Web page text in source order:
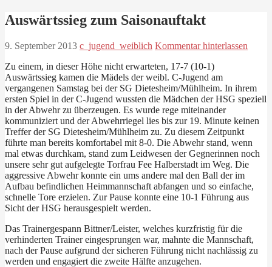
Auswärtssieg zum Saisonauftakt
9. September 2013 c_jugend_weiblich Kommentar hinterlassen
Zu einem, in dieser Höhe nicht erwarteten, 17-7 (10-1)
Auswärtssieg kamen die Mädels der weibl. C-Jugend am
vergangenen Samstag bei der SG Dietesheim/Mühlheim. In ihrem
ersten Spiel in der C-Jugend wussten die Mädchen der HSG speziell
in der Abwehr zu überzeugen. Es wurde rege miteinander
kommuniziert und der Abwehrriegel lies bis zur 19. Minute keinen
Treffer der SG Dietesheim/Mühlheim zu. Zu diesem Zeitpunkt
führte man bereits komfortabel mit 8-0. Die Abwehr stand, wenn
mal etwas durchkam, stand zum Leidwesen der Gegnerinnen noch
unsere sehr gut aufgelegte Torfrau Fee Halberstadt im Weg. Die
aggressive Abwehr konnte ein ums andere mal den Ball der im
Aufbau befindlichen Heimmannschaft abfangen und so einfache,
schnelle Tore erzielen. Zur Pause konnte eine 10-1 Führung aus
Sicht der HSG herausgespielt werden.
Das Trainergespann Bittner/Leister, welches kurzfristig für die
verhinderten Trainer eingesprungen war, mahnte die Mannschaft,
nach der Pause aufgrund der sicheren Führung nicht nachlässig zu
werden und engagiert die zweite Hälfte anzugehen.